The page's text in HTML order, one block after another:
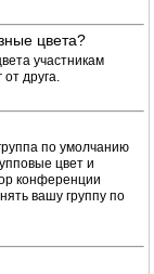
цвета?
участникам
друга.
по умолчанию
цвет и
конференции
вашу группу по